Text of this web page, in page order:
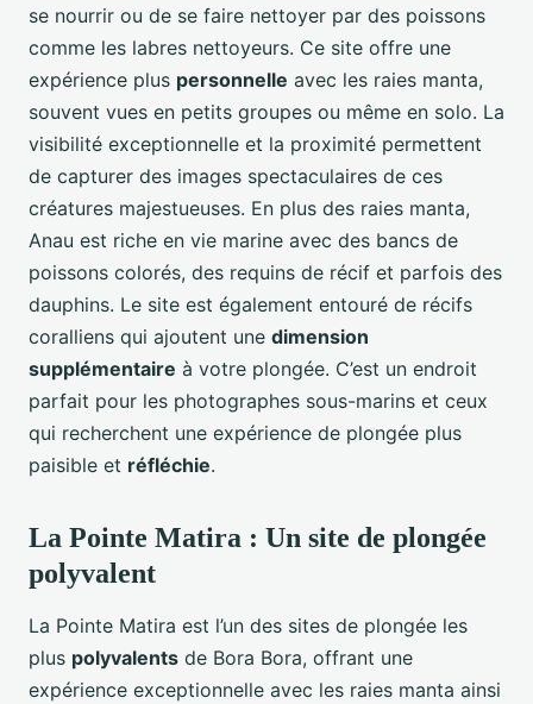
se nourrir ou de se faire nettoyer par des poissons
comme les labres nettoyeurs. Ce site offre une
expérience plus personnelle avec les raies manta,
souvent vues en petits groupes ou même en solo. La
visibilité exceptionnelle et la proximité permettent
de capturer des images spectaculaires de ces
créatures majestueuses. En plus des raies manta,
Anau est riche en vie marine avec des bancs de
poissons colorés, des requins de récif et parfois des
dauphins. Le site est également entouré de récifs
coralliens qui ajoutent une dimension
supplémentaire à votre plongée. C’est un endroit
parfait pour les photographes sous-marins et ceux
qui recherchent une expérience de plongée plus
paisible et réfléchie.
La Pointe Matira : Un site de plongée
polyvalent
La Pointe Matira est l’un des sites de plongée les
plus polyvalents de Bora Bora, offrant une
expérience exceptionnelle avec les raies manta ainsi